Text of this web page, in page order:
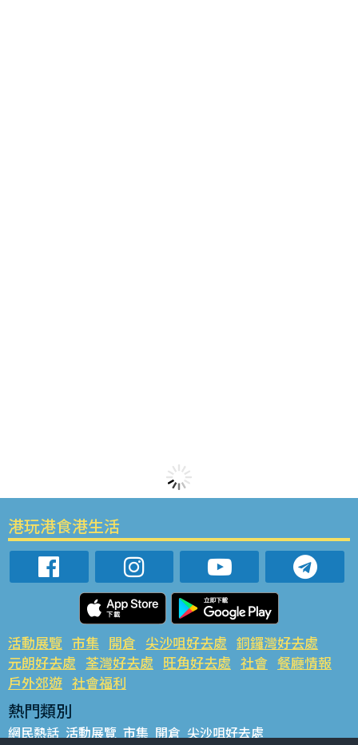
港玩港食港生活
活動展覽 市集 開倉 尖沙咀好去處 銅鑼灣好去處
元朗好去處 荃灣好去處 旺角好去處 社會 餐廳情報
戶外郊遊 社會福利
熱門類別
網民熱話 活動展覽 市集 開倉 尖沙咀好去處